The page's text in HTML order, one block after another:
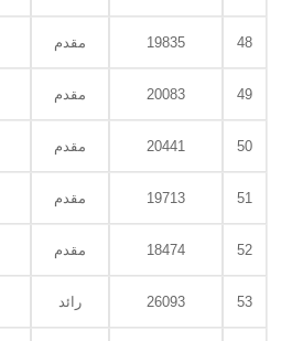
48
19835 مقدم
49
20083 مقدم
50
20441 مقدم
51
19713 مقدم
52
18474 مقدم
53
26093 رائد